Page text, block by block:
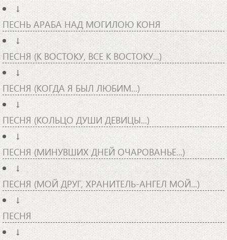
↓
ПЕСНЬ АРАБА НАД МОГИЛОЮ КОНЯ
↓
ПЕСНЯ (К ВОСТОКУ, ВСЕ К ВОСТОКУ...)
↓
ПЕСНЯ (КОГДА Я БЫЛ ЛЮБИМ...)
↓
ПЕСНЯ (КОЛЬЦО ДУШИ ДЕВИЦЫ...)
↓
ПЕСНЯ (МИНУВШИХ ДНЕЙ ОЧАРОВАНЬЕ...)
↓
ПЕСНЯ (МОЙ ДРУГ, ХРАНИТЕЛЬ-АНГЕЛ МОЙ...)
↓
ПЕСНЯ
↓